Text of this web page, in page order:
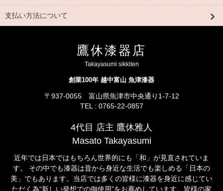
支払い方法について
鷹休漆器店
Takayasumi sikkiten
創業100年 越中富山 魚津漆器
〒937-0055 富山県魚津市中央通り1-7-12
TEL : 0765-22-0857
4代目 店主 鷹休雅人
Masato Takayasumi
近年では日本ではもちろん世界的にも「和」が見直されていま
す。 その中でも漆器は昔から身近な生活でも楽しめる「日本の
美」でもあります。当店では多くの皆様に漆器を身近に感じてい
ただく為“新しい発想での御使用”をお薦めしています。皆様の家